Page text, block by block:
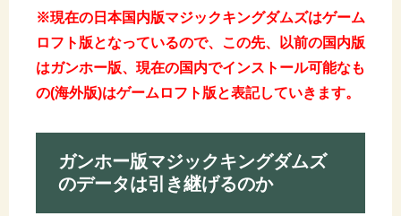
※現在の日本国内版マジックキングダムズはゲーム
ロフト版となっているので、この先、以前の国内版
はガンホー版、現在の国内でインストール可能なも
の(海外版)はゲームロフト版と表記していきます。
ガンホー版マジックキングダムズ
のデータは引き継げるのか